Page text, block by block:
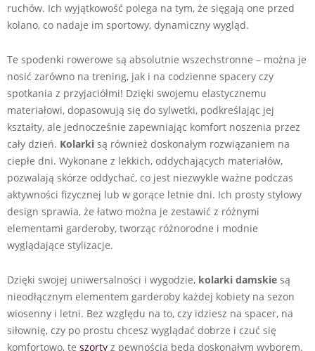
ruchów. Ich wyjątkowość polega na tym, że sięgają one przed
kolano, co nadaje im sportowy, dynamiczny wygląd.
Te spodenki rowerowe są absolutnie wszechstronne – można je
nosić zarówno na trening, jak i na codzienne spacery czy
spotkania z przyjaciółmi! Dzięki swojemu elastycznemu
materiałowi, dopasowują się do sylwetki, podkreślając jej
kształty, ale jednocześnie zapewniając komfort noszenia przez
cały dzień. Kolarki są również doskonałym rozwiązaniem na
ciepłe dni. Wykonane z lekkich, oddychających materiałów,
pozwalają skórze oddychać, co jest niezwykle ważne podczas
aktywności fizycznej lub w gorące letnie dni. Ich prosty stylowy
design sprawia, że łatwo można je zestawić z różnymi
elementami garderoby, tworząc różnorodne i modnie
wyglądające stylizacje.
Dzięki swojej uniwersalności i wygodzie, kolarki damskie są
nieodłącznym elementem garderoby każdej kobiety na sezon
wiosenny i letni. Bez względu na to, czy idziesz na spacer, na
siłownię, czy po prostu chcesz wyglądać dobrze i czuć się
komfortowo, te szorty z pewnością będą doskonałym wyborem.